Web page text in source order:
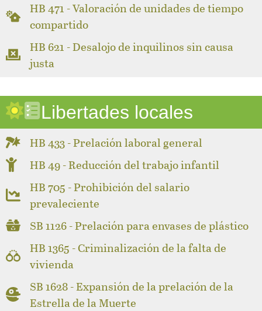
HB 471 - Valoración de unidades de tiempo
compartido
HB 621 - Desalojo de inquilinos sin causa
justa
Libertades locales
HB 433 - Prelación laboral general
HB 49 - Reducción del trabajo infantil
HB 705 - Prohibición del salario
prevaleciente
SB 1126 - Prelación para envases de plástico
HB 1365 - Criminalización de la falta de
vivienda
SB 1628 - Expansión de la prelación de la
Estrella de la Muerte